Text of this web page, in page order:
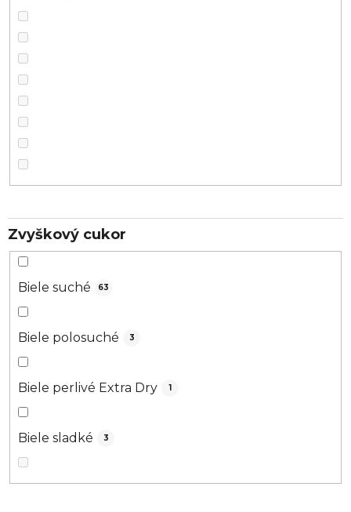
Zvyškový cukor
Biele suché 63
Biele polosuché 3
Biele perlivé Extra Dry 1
Biele sladké 3